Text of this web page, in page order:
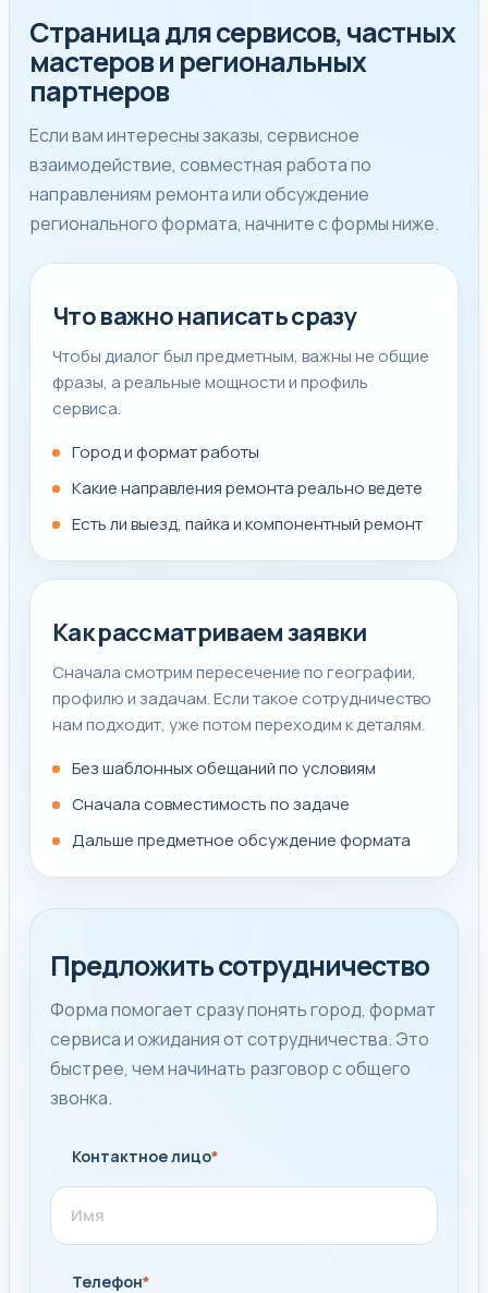
Страница для сервисов, частных
мастеров и региональных
партнеров
Если вам интересны заказы, сервисное
взаимодействие, совместная работа по
направлениям ремонта или обсуждение
регионального формата, начните с формы ниже.
Что важно написать сразу
Чтобы диалог был предметным, важны не общие
фразы, а реальные мощности и профиль
сервиса.
Город и формат работы
Какие направления ремонта реально ведете
Есть ли выезд, пайка и компонентный ремонт
Как рассматриваем заявки
Сначала смотрим пересечение по географии,
профилю и задачам. Если такое сотрудничество
нам подходит, уже потом переходим к деталям.
Без шаблонных обещаний по условиям
Сначала совместимость по задаче
Дальше предметное обсуждение формата
Предложить сотрудничество
Форма помогает сразу понять город, формат
сервиса и ожидания от сотрудничества. Это
быстрее, чем начинать разговор с общего
звонка.
Контактное лицо*
Телефон*